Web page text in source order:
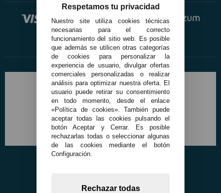
Respetamos tu privacidad
Nuestro site utiliza cookies técnicas
necesarias para el correcto
funcionamiento del sitio web. Es posible
que además se utilicen otras categorías
de cookies para personalizar la
experiencia de usuario, divulgar ofertas
comerciales personalizadas o realizar
análisis para optimizar nuestra oferta. El
usuario puede retirar su consentimiento
en todo momento, desde el enlace
«Política de cookies». También puede
aceptar todas las cookies pulsando el
botón Aceptar y Cerrar. Es posible
rechazarlas todas o seleccionar algunas
de las cookies mediante el botón
Configuración.
Rechazar todas